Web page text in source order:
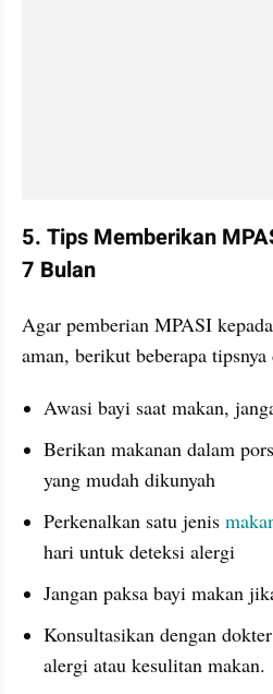
5. Tips Memberikan
7 Bulan
Agar pemberian MPASI
aman, berikut beberapa
Awasi bayi saat makan,
Berikan makanan dalam
yang mudah dikunyah
Perkenalkan satu jenis
hari untuk deteksi alergi
Jangan paksa bayi makan
Konsultasikan dengan
alergi atau kesulitan makan.